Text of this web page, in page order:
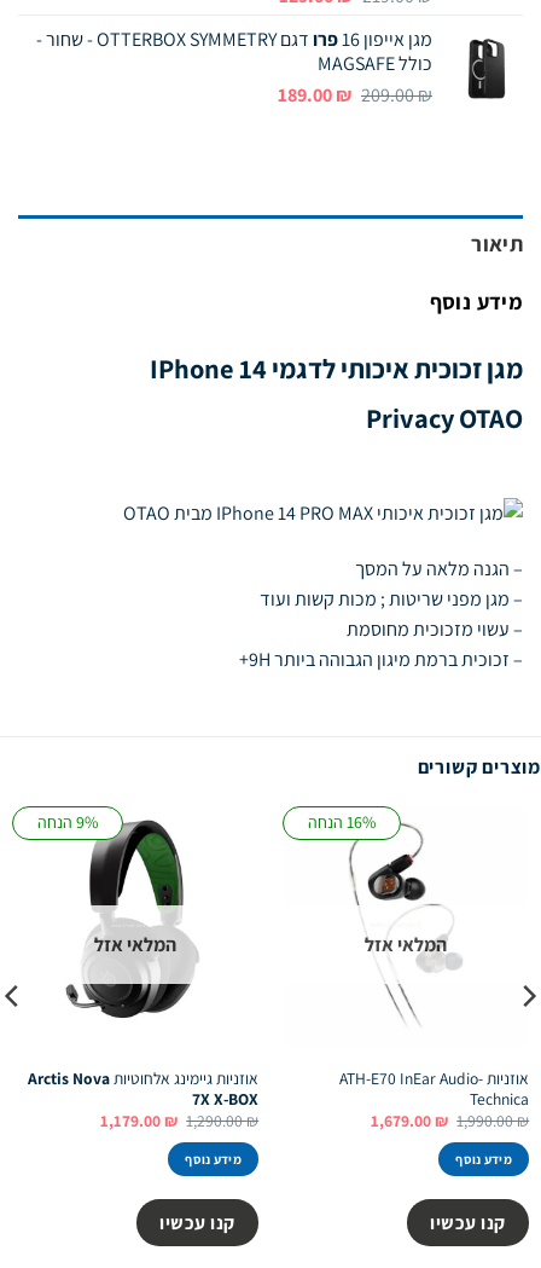
היה:
219.00 ₪.
הוא:
מגן אייפון 16 פרו
דגם OTTERBOX SYMMETRY - שחור -
כולל MAGSAFE
209.00₪
המחיר
189.00₪
המחיר
תיאור
מידע נוסף
מגן זכוכית איכותי לדגמי IPhone 14
Privacy OTAO
– הגנה מלאה על המסך
– מגן מפני שריטות ; מכות קשות ועוד
– עשוי מזכוכית מחוסמת
– זכוכית ברמת מיגון הגבוהה ביותר 9H+
מוצרים קשורים
16% הנחה
המלאי אזל
אוזניות ATH-E70 InEar Audio-
Technica
1,990.00₪ המחיר
היה:
1,990.00 ₪.
1,679.00₪ המחיר
מידע נוסף
קנו עכשיו
9% הנחה
המלאי אזל
אוזניות גיימינג אלחוטיותArctis Nova
7X X-BOX
1,290.00₪ המחיר
היה:
1,290.00 ₪.
1,179.00₪ המחיר
מידע נוסף
קנו עכשיו